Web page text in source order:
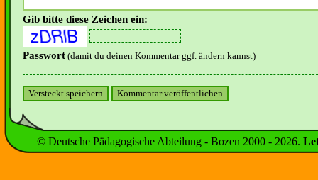
Gib bitte diese Zeichen ein:
Passwort (damit du deinen Kommentar ggf. ändern kannst)
© Deutsche Pädagogische Abteilung - Bozen 2000 - 2026.